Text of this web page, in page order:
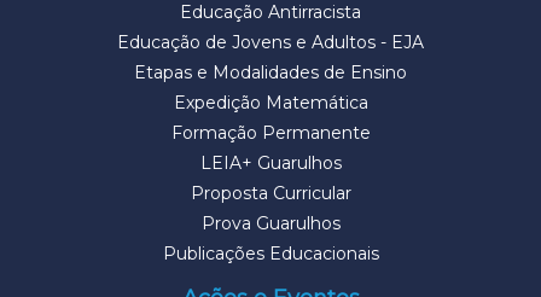
Educação Antirracista
Educação de Jovens e Adultos - EJA
Etapas e Modalidades de Ensino
Expedição Matemática
Formação Permanente
LEIA+ Guarulhos
Proposta Curricular
Prova Guarulhos
Publicações Educacionais